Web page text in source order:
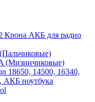
Крона АКБ для радио
(Мизинчиковые)
18650, 14500, 16340,
АКБ ноутбука